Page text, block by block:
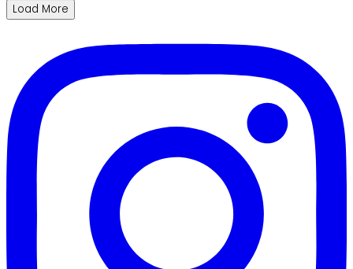
Load More